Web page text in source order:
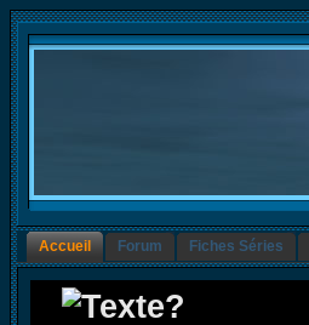
Accueil Forum Fiches Séries